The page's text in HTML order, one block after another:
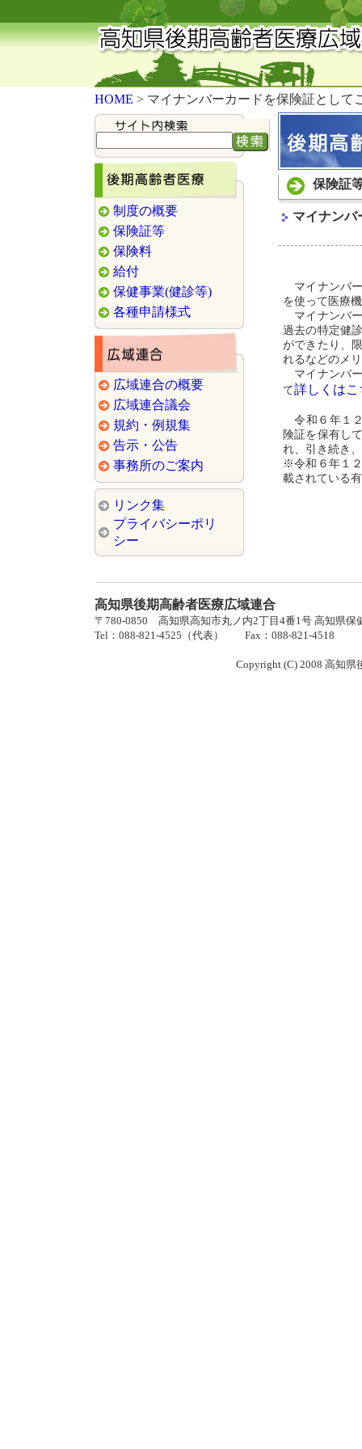
HOME > マイナンバーカードを保険証として
制度の概要
保険証等
保険料
給付
保健事業(健診等)
各種申請様式
広域連合の概要
広域連合議会
規約・例規集
告示・公告
事務所のご案内
リンク集
プライバシーポリ
シー
保険証
マイナンバ
マイナンバー
を使って医療
マイナンバー
過去の特定健
ができたり、
れるなどのメ
マイナンバ
て詳しくは
令和６年１
険証を保有し
れ、引き続き
※令和６年１
載されている
高知県後期高齢者医療広域連合
〒780-0850 高知県高知市丸ノ内2丁目4番1号 高知県保
Tel：088-821-4525（代表） Fax：088-821-4518
Copyright (C) 2008 高知県